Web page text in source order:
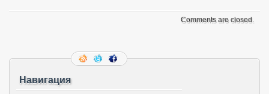
Comments are closed.
Навигация